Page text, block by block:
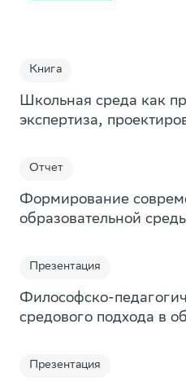
Книга
Подборка
Образовательная игра
Отчет
Интервью
Книга
Школьная среда как
экспертиза,
Отчет
Формирование
образовательной
Презентация
Философско-
средового подхода в
Презентация